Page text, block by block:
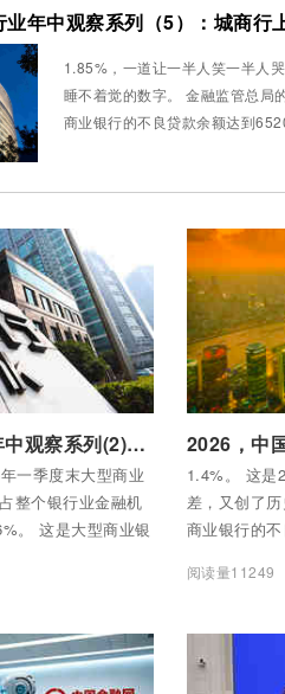
年中观察系列（5）：城商行
1.85%，一道让一半人笑一半人
睡不着觉的数字。 金融监管总局
商业银行的不良贷款余额达到
2026，中国银行业年中观察系列(2)：大行上半年的金融画像
一季度末大型商业
整个银行业金融机
。 这是大型商业银
1.4%。 这是
差，又创了
商业银行的
越堆越高。
阅读量11249